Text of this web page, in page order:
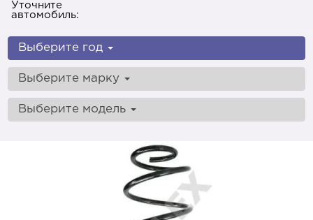
Уточните
автомобиль:
Выберите год
Выберите марку
Выберите модель